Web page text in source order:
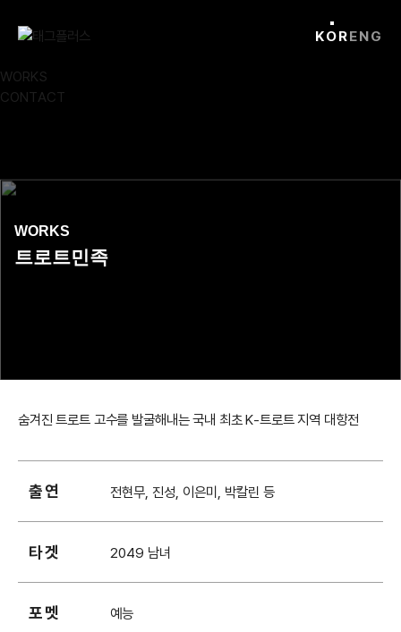
KORENG
Close
WORKS
CONTACT
WORKS
트로트민족
숨겨진 트로트 고수를 발굴해내는 국내 최초 K-트로트 지역 대항전
출연 전현무, 진성, 이은미, 박칼린 등
타겟 2049 남녀
포멧 예능